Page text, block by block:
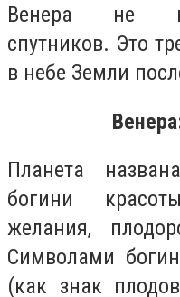
Венера не
спутников. Это
в небе Земли
Планета
богини
желания,
Символами
(как знак